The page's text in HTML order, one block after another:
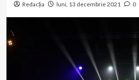
Redacția luni, 13 decembrie 2021 0